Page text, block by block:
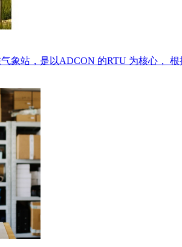
象站，是以ADCON 的RTU 为核心，